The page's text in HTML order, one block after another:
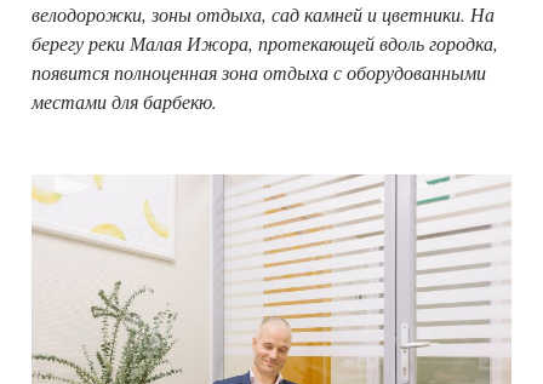
велодорожки, зоны отдыха, сад камней и цветники. На
берегу реки Малая Ижора, протекающей вдоль городка,
появится полноценная зона отдыха с оборудованными
местами для барбекю.